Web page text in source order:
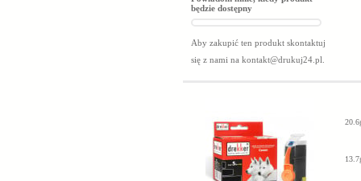
będzie dostępny
Aby zakupić ten produkt skontaktuj
się z nami na kontakt@drukuj24.pl